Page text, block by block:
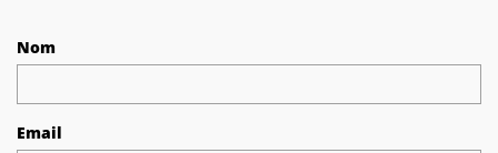
Nom
Email